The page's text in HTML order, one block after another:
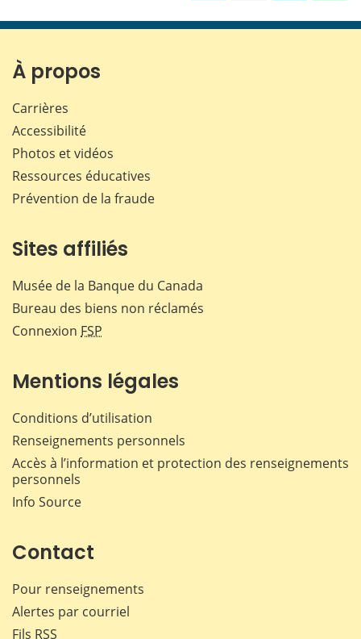
page page page page
À propos
Carrières
Accessibilité
Photos et vidéos
Ressources éducatives
Prévention de la fraude
Sites affiliés
Musée de la Banque du Canada
Bureau des biens non réclamés
Connexion FSP
Mentions légales
Conditions d’utilisation
Renseignements personnels
Accès à l’information et protection des renseignements
personnels
Info Source
Contact
Pour renseignements
Alertes par courriel
Fils RSS